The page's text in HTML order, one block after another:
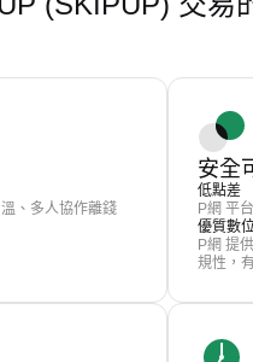
、多人協作離錢
安全
低點差
P網 平
優質數
P網 提
規性，